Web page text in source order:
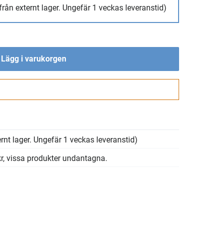
externt lager. Ungefär 1 veckas leveranstid)
Lägg i varukorgen
lager. Ungefär 1 veckas leveranstid)
vissa produkter undantagna.